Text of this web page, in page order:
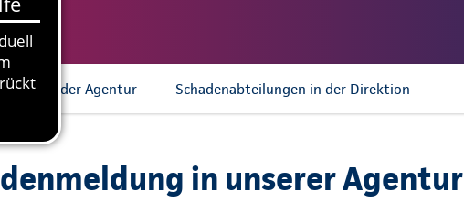
in der Agentur Schadenabteilungen in der Direktion
in unserer Agentur